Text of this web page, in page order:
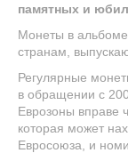
памятных и
Монеты в
странам,
Регулярные
в обращении с
Еврозоны вправе
которая может
Евросоюза, и